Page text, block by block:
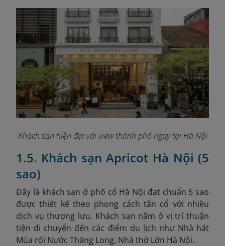
Khách sạn hiện đại với view thành phố ngay tại Hà Nội
1.5. Khách sạn Apricot Hà Nội (5
sao)
Đây là khách sạn ở phố cổ Hà Nội đạt chuẩn 5 sao
được thiết kế theo phong cách tân cổ với nhiều
dịch vụ thượng lưu. Khách sạn nằm ở vị trí thuận
tiện di chuyển đến các điểm du lịch như Nhà hát
Múa rối Nước Thăng Long, Nhà thờ Lớn Hà Nội.